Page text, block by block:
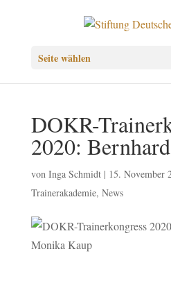
Seite wählen
DOKR-
2020:
von Inga Schmidt| 15. November
Trainerakademie, News